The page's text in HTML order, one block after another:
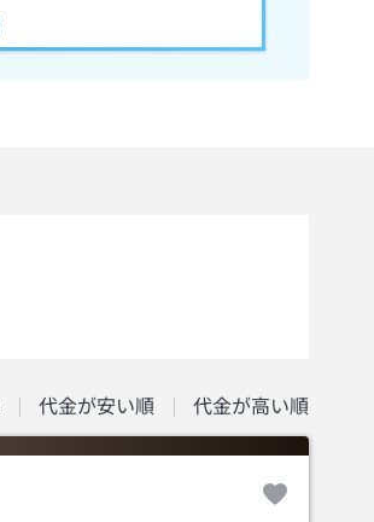
代金が安い順 代金が高い順